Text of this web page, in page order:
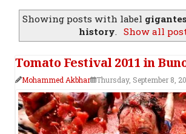
Showing posts with label
history. Show all
Tomato Festival 2011 in
Mohammed Akbhar Thursday, September 8,